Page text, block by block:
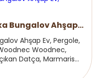
Bungalov Ahşap
Ahşap Ev, Pergole,
Woodnec,
Datça, Marmaris
bungalo...